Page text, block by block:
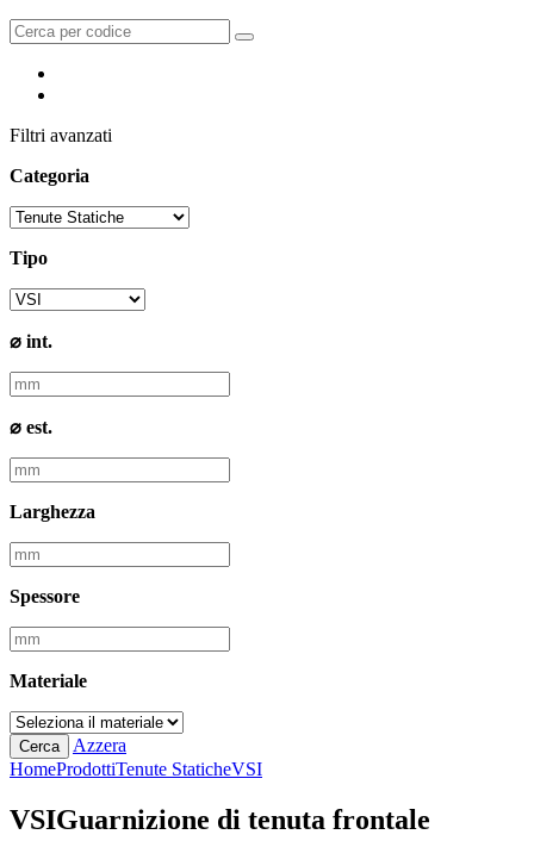
Filtri avanzati
Categoria
Tipo
⌀ int.
⌀ est.
Larghezza
Spessore
Materiale
Cerca
Azzera
HomeProdottiTenute StaticheVSI
VSIGuarnizione di tenuta frontale